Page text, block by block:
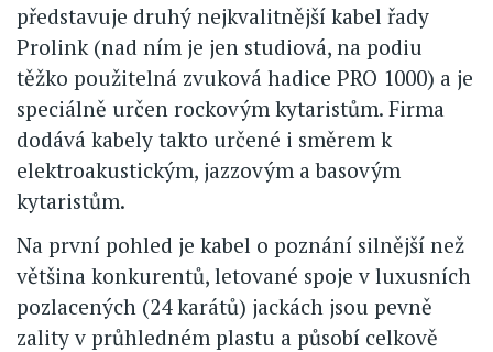
představuje druhý nejkvalitnější kabel řady
Prolink (nad ním je jen studiová, na podiu
těžko použitelná zvuková hadice PRO 1000) a je
speciálně určen rockovým kytaristům. Firma
dodává kabely takto určené i směrem k
elektroakustickým, jazzovým a basovým
kytaristům.
Na první pohled je kabel o poznání silnější než
většina konkurentů, letované spoje v luxusních
pozlacených (24 karátů) jackách jsou pevně
zality v průhledném plastu a působí celkově